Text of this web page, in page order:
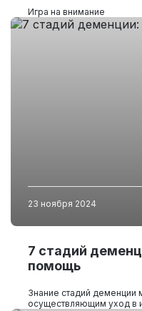
Игра на внимание
23 ноября 2024
7 стадий
помощь
Знание стадий деменции
осуществляющим уход в